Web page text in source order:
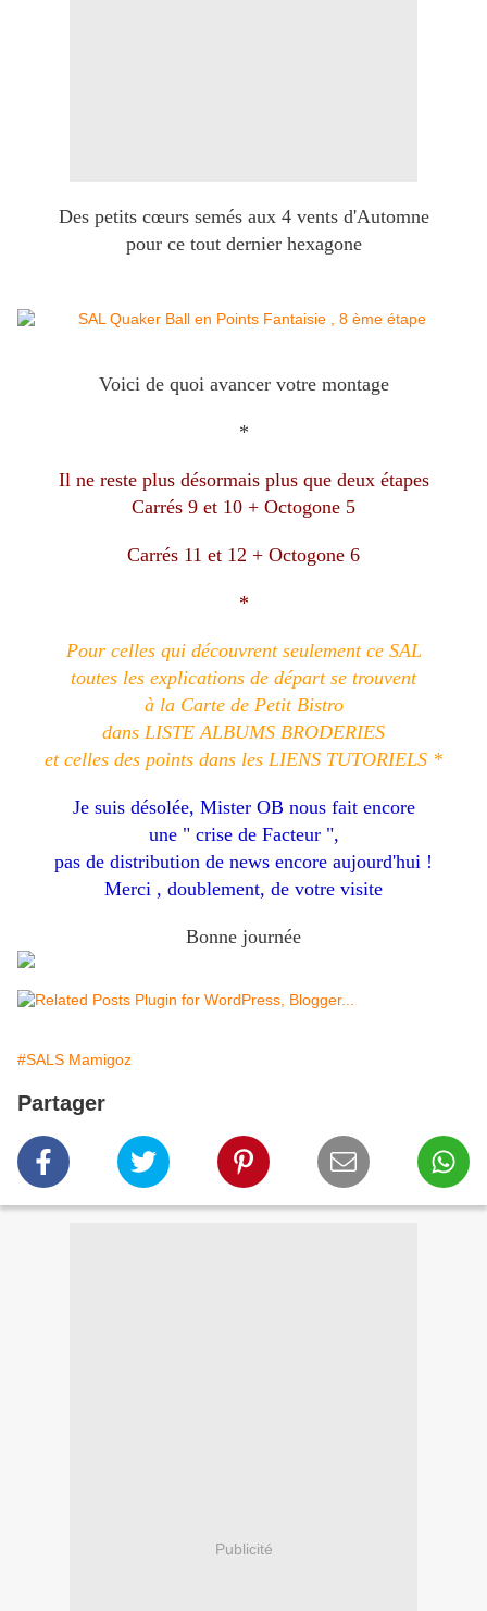
Des petits cœurs semés aux 4 vents d'Automne
pour ce tout dernier hexagone
Voici de quoi avancer votre montage
*
Il ne reste plus désormais plus que deux étapes
Carrés 9 et 10 + Octogone 5
Carrés 11 et 12 + Octogone 6
*
Pour celles qui découvrent seulement ce SAL
toutes les explications de départ se trouvent
à la Carte de Petit Bistro
dans LISTE ALBUMS BRODERIES
et celles des points dans les LIENS TUTORIELS *
Je suis désolée, Mister OB nous fait encore
une " crise de Facteur ",
pas de distribution de news encore aujourd'hui !
Merci , doublement, de votre visite
Bonne journée
#SALS Mamigoz
Partager
Publicité